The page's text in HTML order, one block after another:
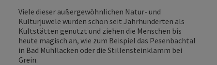
Viele dieser außergewöhnlichen Natur- und
Kulturjuwele wurden schon seit Jahrhunderten als
Kultstätten genutzt und ziehen die Menschen bis
heute magisch an, wie zum Beispiel das Pesenbachtal
in Bad Mühllacken oder die Stillensteinklamm bei
Grein.